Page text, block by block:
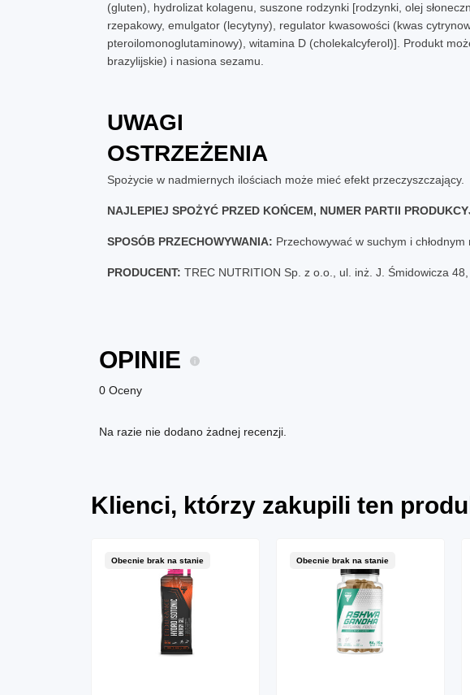
(gluten), hydrolizat kolagenu, suszone rodzynki [rodzynki, olej
rzepakowy, emulgator (lecytyny), regulator kwasowości (kwas
pteroilomonoglutaminowy), witamina D (cholekalcyferol)]. Produkt
brazylijskie) i nasiona sezamu.
UWAGI
OSTRZEŻENIA
Spożycie w nadmiernych ilościach może mieć efekt przeczyszczający.
NAJLEPIEJ SPOŻYĆ PRZED KOŃCEM, NUMER PARTII
SPOSÓB PRZECHOWYWANIA: Przechowywać w suchym i
PRODUCENT: TREC NUTRITION Sp. z o.o., ul. inż. J. Śmidowicza
OPINIE
0 Oceny
Na razie nie dodano żadnej recenzji.
Klienci, którzy zakupili ten
Obecnie brak na stanie Obecnie brak na stanie